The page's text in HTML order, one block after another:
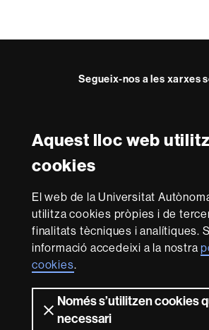
Aquest lloc web
cookies
El web de la Universitat
utilitza cookies pròpies i de
finalitats tècniques i analítiques.
informació accedeixi a la nostra
cookies.
Només s’utilitzen cookies
necessari
Segueix-nos a les xarxes
Reconeixement internacional de
in
-
Amb el finançament
Sobre
aquest
Avís legal